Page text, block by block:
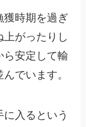
獲時期を過ぎ
がったりし
ら安定して輸
でいます。
入るという